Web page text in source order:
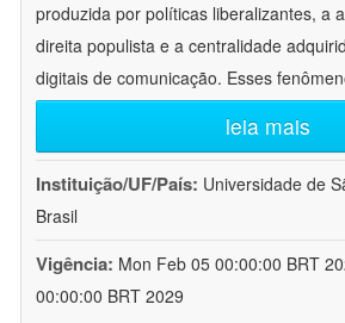
produzida por políticas liberalizantes, a
direita populista e a centralidade
digitais de comunicação. Esses
leia mais
Instituição/UF/País: Universidade de
Brasil
Vigência: Mon Feb 05 00:00:00 BRT
00:00:00 BRT 2029